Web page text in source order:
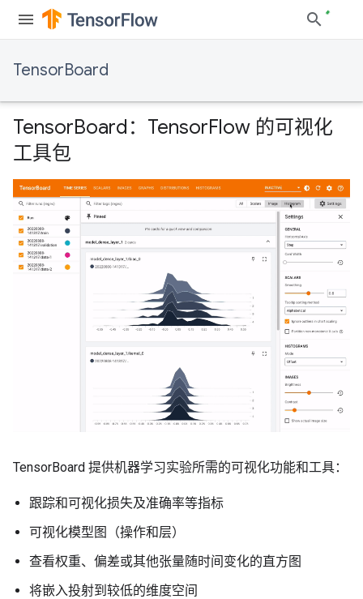
TensorBoard
TensorBoard：TensorFlow 的可视化
工具包
TensorBoard 提供机器学习实验所需的可视化功能和工具：
跟踪和可视化损失及准确率等指标
可视化模型图（操作和层）
查看权重、偏差或其他张量随时间变化的直方图
将嵌入投射到较低的维度空间